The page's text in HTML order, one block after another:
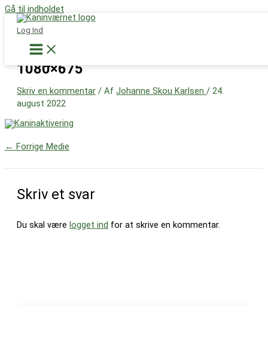
Gå til indholdet
Log Ind
Støt nu
IMG_1704-e1558790331704-
1080×675
Skriv en kommentar / Af Johanne Skou Karlsen / 24.
august 2022
← Forrige Medie
Skriv et svar
Du skal være logget ind for at skrive en kommentar.